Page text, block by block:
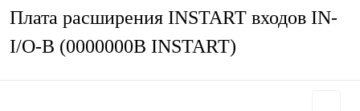
Плата расширения INSTART входов IN-
I/O-B (0000000B INSTART)